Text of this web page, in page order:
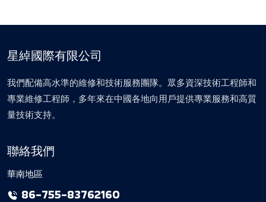
星綽國際有限公司
我們配備高水準的維修和技術服務團隊。眾多資深技術工程師和
專業維修工程師，多年來在中國各地向用戶提供專業服務和高質
量技術支持。
聯絡我們
華南地區
86-755-83762160